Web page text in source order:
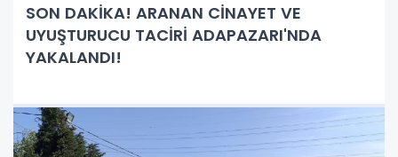
SON DAKİKA! ARANAN CİNAYET VE
UYUŞTURUCU TACİRİ ADAPAZARI'NDA
YAKALANDI!